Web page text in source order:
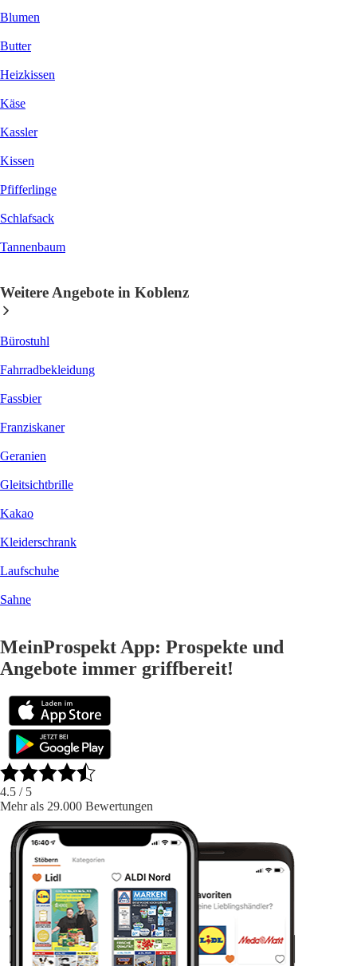
Blumen
Butter
Heizkissen
Käse
Kassler
Kissen
Pfifferlinge
Schlafsack
Tannenbaum
Weitere Angebote in Koblenz
Bürostuhl
Fahrradbekleidung
Fassbier
Franziskaner
Geranien
Gleitsichtbrille
Kakao
Kleiderschrank
Laufschuhe
Sahne
MeinProspekt App: Prospekte und
Angebote immer griffbereit!
4.5 / 5
Mehr als 29.000 Bewertungen